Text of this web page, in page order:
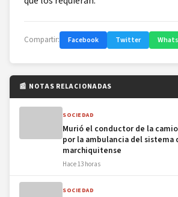
Compartir: Facebook Twitter
📰 NOTAS RELACIONADAS
SOCIEDAD
Murió el conductor de la
por la ambulancia del sistema
marchiquitense
Hace 13 horas
SOCIEDAD